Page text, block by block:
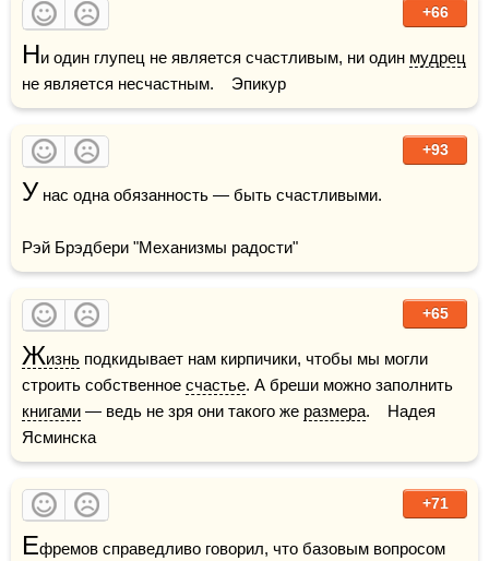
+66
Ни один глупец не является счастливым, ни один мудрец
не является несчастным.    Эпикур
+93
У нас одна обязанность — быть счастливыми.
Рэй Брэдбери "Механизмы радости"
+65
Жизнь подкидывает нам кирпичики, чтобы мы могли
строить собственное счастье
книгами — ведь не зря они такого же размера.    Надея
Ясминска
+71
Ефремов справедливо говорил, что базовым вопросом